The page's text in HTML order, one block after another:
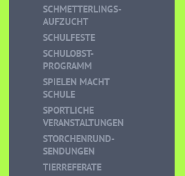
SCHMETTERLINGS-
AUFZUCHT
SCHULFESTE
SCHULOBST-
PROGRAMM
SPIELEN MACHT
SCHULE
SPORTLICHE
VERANSTALTUNGEN
STORCHENRUND-
SENDUNGEN
TIERREFERATE